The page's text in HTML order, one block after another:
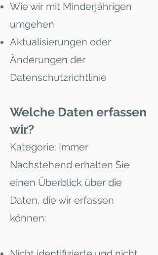
Wie wir mit Minderjährigen
umgehen
Aktualisierungen oder
Änderungen der
Datenschutzrichtlinie
Welche Daten erfassen
wir?
Kategorie: Immer
Nachstehend erhalten Sie
einen Überblick über die
Daten, die wir erfassen
können: